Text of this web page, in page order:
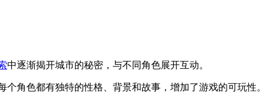
中逐渐揭开城市的秘密，与不同角色展开互动。
角色都有独特的性格、背景和故事，增加了游戏的可玩性。